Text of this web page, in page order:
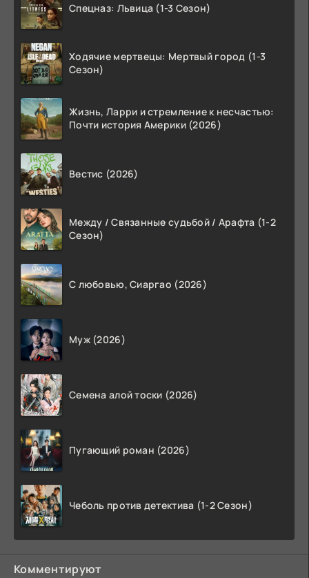
Спецназ: Львица (1-3 Сезон)
Ходячие мертвецы: Мертвый город (1-3
Сезон)
Жизнь, Ларри и стремление к несчастью:
Почти история Америки (2026)
Вестис (2026)
Между / Связанные судьбой / Арафта (1-2
Сезон)
С любовью, Сиаргао (2026)
Муж (2026)
Семена алой тоски (2026)
Пугающий роман (2026)
Чеболь против детектива (1-2 Сезон)
Комментируют